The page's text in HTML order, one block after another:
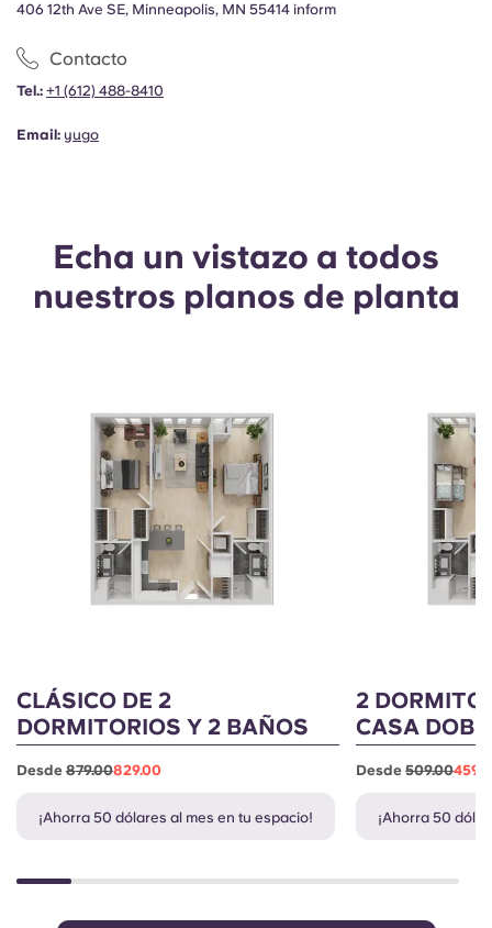
406 12th Ave SE, Minneapolis, MN 55414 inform
Contacto
Tel.: +1 (612) 488-8410
Email: yugo
Echa un vistazo a todos
nuestros planos de planta
CLÁSICO DE 2
DORMITORIOS Y 2 BAÑOS
Desde 879.00829.00
¡Ahorra 50 dólares al mes en tu espacio!
2
CASA
Desde509.00
¡Ahorra 50